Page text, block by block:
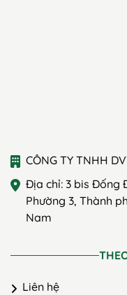
CÔNG TY TNHH
Địa chỉ: 3 bis Đống
Phường 3, Thành
Nam
Liên hệ